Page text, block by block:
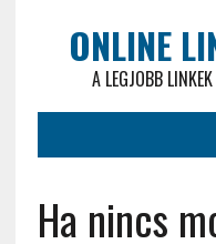
ONLINE
A LEGJOBB
Ha nincs